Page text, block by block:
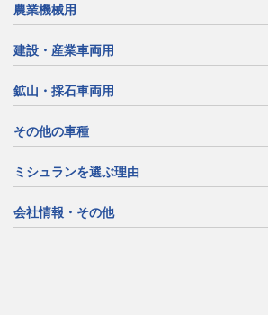
農業機械用
建設・産業車両用
鉱山・採石車両用
その他の車種
ミシュランを選ぶ理由
会社情報・その他